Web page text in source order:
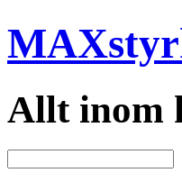
Allt inom